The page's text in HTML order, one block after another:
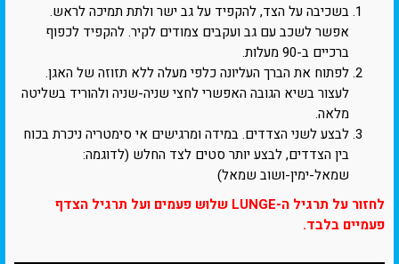
בשכיבה על הצד, להקפיד על גב ישר ולתת תמיכה לראש.
אפשר לשכב עם גב ועקבים צמודים לקיר. להקפיד לכפוף
ברכיים ב-90 מעלות.
לפתוח את הברך העליונה כלפי מעלה ללא תזוזה של האגן.
לעצור בשיא הגובה האפשרי לחצי שניה-שניה ולהוריד בשליטה
מלאה.
לבצע לשני הצדדים. במידה ומרגישים אי סימטריה ניכרת בכוח
בין הצדדים, לבצע יותר סטים לצד החלש (לדוגמה:
שמאל-ימין-ושוב שמאל)
לחזור על תרגיל ה-LUNGE שלוש פעמים ועל תרגיל הצדף
פעמיים בלבד.